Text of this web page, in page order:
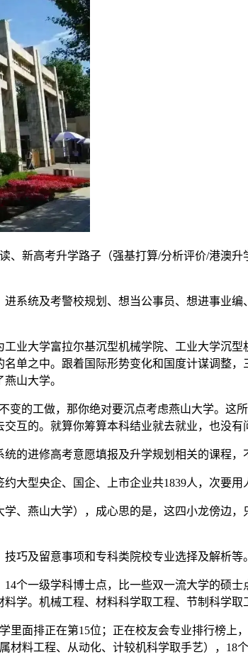
新高考升学路子（强基打算/分析评价/港澳
统及考警校规划、想当公事员、想进事业编
大学富拉尔基沉型机械学院、工业大学沉型
单之中。跟着国际形势变化和国度计谋调整
山大学。
的工做，那你绝对要沉点考虑燕山大学。这
互的。就算你筹算本科结业就去就业，也没有
进修高考意愿填报及升学规划相关的课程，
型央企、国企、上市企业共1839人，次要用
燕山大学），成心思的是，这四小龙傍边，
及留意事项和专科类院校专业选择及解析等。
一级学科博士点，比一些双一流大学的硕士
学。机械工程、材料科学取工程、节制科学取
排正在第15位；正在校友会专业排行榜上
料工程、从动化、计较机科学取手艺），18